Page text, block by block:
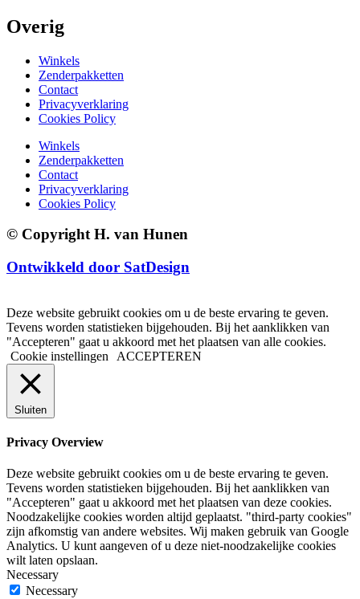
Overig
Winkels
Zenderpakketten
Contact
Privacyverklaring
Cookies Policy
Winkels
Zenderpakketten
Contact
Privacyverklaring
Cookies Policy
© Copyright H. van Hunen
Ontwikkeld door SatDesign
Deze website gebruikt cookies om u de beste ervaring te geven.
Tevens worden statistieken bijgehouden. Bij het aanklikken van
"Accepteren" gaat u akkoord met het plaatsen van alle cookies.
Cookie instellingen
ACCEPTEREN
Sluiten
Privacy Overview
Deze website gebruikt cookies om u de beste ervaring te geven.
Tevens worden statistieken bijgehouden. Bij het aanklikken van
"Accepteren" gaat u akkoord met het plaatsen van deze cookies.
Noodzakelijke cookies worden altijd geplaatst. "third-party cookies"
zijn afkomstig van andere websites. Wij maken gebruik van Google
Analytics. U kunt aangeven of u deze niet-noodzakelijke cookies
wilt laten opslaan.
Necessary
Necessary